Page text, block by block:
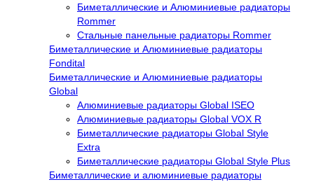
Биметаллические и Алюминиевые радиаторы
Rommer
Стальные панельные радиаторы Rommer
Биметаллические и Алюминиевые радиаторы
Fondital
Биметаллические и Алюминиевые радиаторы
Global
Алюминиевые радиаторы Global ISEO
Алюминиевые радиаторы Global VOX R
Биметаллические радиаторы Global Style
Extra
Биметаллические радиаторы Global Style Plus
Биметаллические и алюминиевые радиаторы